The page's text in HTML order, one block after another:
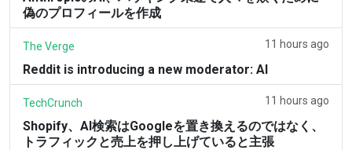
偽のプロフィールを作成
The Verge 11 hours ago
Reddit is introducing a new moderator: AI
TechCrunch 11 hours ago
Shopify、AI検索はGoogleを置き換えるのではなく、
トラフィックと売上を押し上げていると主張